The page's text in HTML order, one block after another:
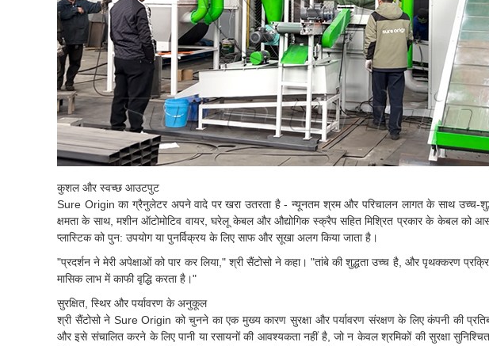
कुशल और स्वच्छ आउटपुट
Sure Origin का ग्रैनुलेटर अपने वादे पर खरा उतरता है - न्यूनतम श्रम और परिचालन लागत के साथ उच्च-
क्षमता के साथ, मशीन ऑटोमोटिव वायर, घरेलू केबल और औद्योगिक स्क्रैप सहित मिश्रित प्रकार के केबल
प्लास्टिक को पुन: उपयोग या पुनर्विक्रय के लिए साफ और सूखा अलग किया जाता है।
"प्रदर्शन ने मेरी अपेक्षाओं को पार कर लिया," श्री सैंटोसो ने कहा। "तांबे की शुद्धता उच्च है, और पृथक्करण
मासिक लाभ में काफी वृद्धि करता है।"
सुरक्षित, स्थिर और पर्यावरण के अनुकूल
श्री सैंटोसो ने Sure Origin को चुनने का एक मुख्य कारण सुरक्षा और पर्यावरण संरक्षण के लिए कंपनी की
और इसे संचालित करने के लिए पानी या रसायनों की आवश्यकता नहीं है, जो न केवल श्रमिकों की सुरक्षा